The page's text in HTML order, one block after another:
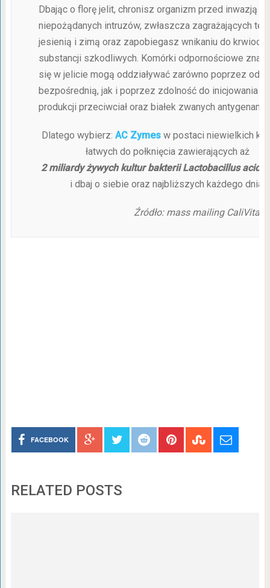
Dbając o florę jelit, chronisz organizm przed inwazją
niepożądanych intruzów, zwłaszcza zagrażających
jesienią i zimą oraz zapobiegasz wnikaniu do
substancji szkodliwych. Komórki odpornościowe
się w jelicie mogą oddziaływać zarówno poprzez
bezpośrednią, jak i poprzez zdolność do inicjowania
produkcji przeciwciał oraz białek zwanych antygenami.
Dlatego wybierz: AC Zymes w postaci niewielkich
łatwych do połknięcia zawierających aż
2 miliardy żywych kultur bakterii Lactobacillus
i dbaj o siebie oraz najbliższych każdego dnia!
Źródło: mass mailing CaliVita
FACEBOOK
RELATED POSTS